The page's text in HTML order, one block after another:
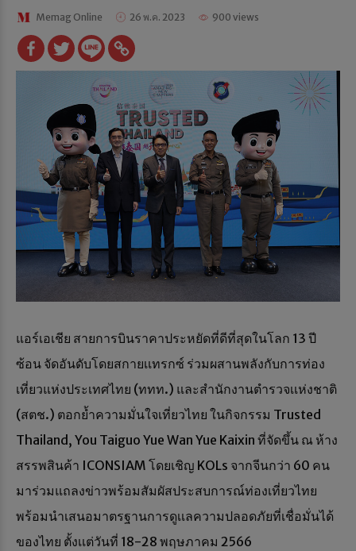
Memag Online 26 พ.ค. 2023 900 views
แอร์เอเชีย สายการบินราคาประหยัดที่ดีที่สุดในโลก 13 ปี
ซ้อน จัดอันดับโดยสกายเเทรกซ์ ร่วมผสานพลังกับการท่อง
เที่ยวแห่งประเทศไทย (ททท.) และสำนักงานตำรวจเเห่งชาติ
(สตช.) ตอกย้ำความมั่นใจเที่ยวไทย ในกิจกรรม Trusted
Thailand, You Taiguo Yue Wan Yue Kaixin ที่จัดขึ้น ณ ห้าง
สรรพสินค้า ICONSIAM โดยเชิญ KOLs จากจีนกว่า 60 คน
มาร่วมแถลงข่าวพร้อมสัมผัสประสบการณ์ท่องเที่ยวไทย
พร้อมนำเสนอมาตรฐานการดูเเลความปลอดภัยที่เชื่อมั่นได้
ของไทย ตั้งเเต่วันที่ 18-28 พฤษภาคม 2566